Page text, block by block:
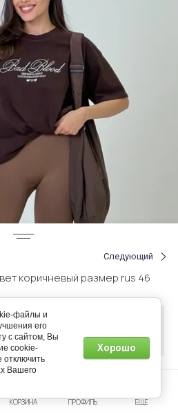
Следующий
коричневый размер rus 46
наличии
КОРЗИНА ПРОФИЛЬ ЕЩЕ
файлы и
его
с сайтом, Вы
cookie-
отключить
Вашего
Хорошо